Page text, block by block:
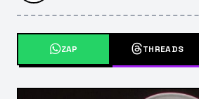
ZAP THREADS